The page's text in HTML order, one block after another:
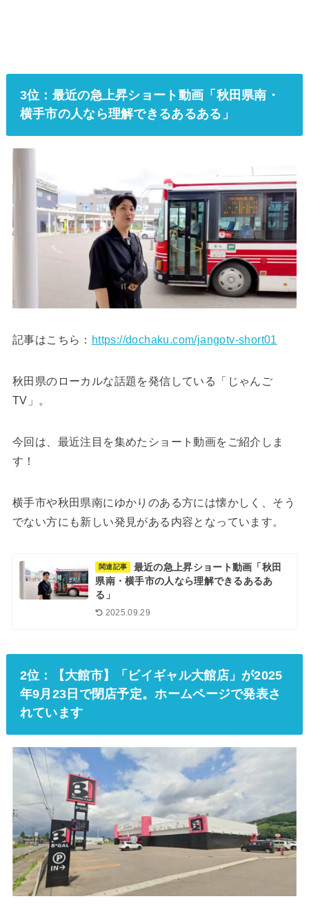
3位：最近の急上昇ショート動画「秋田県南・
横手市の人なら理解できるあるある」
記事はこちら： https://dochaku.com/jangotv-short01
秋田県のローカルな話題を発信している「じゃんご
TV」。
今回は、最近注目を集めたショート動画をご紹介しま
す！
横手市や秋田県南にゆかりのある方には懐かしく、そう
でない方にも新しい発見がある内容となっています。
関連記事
最近の急上昇ショート動画「秋田
県南・横手市の人なら理解できるあるあ
る」
2025.09.29
2位：【大館市】「ビイギャル大館店」が2025
年9月23日で閉店予定。ホームページで発表さ
れています